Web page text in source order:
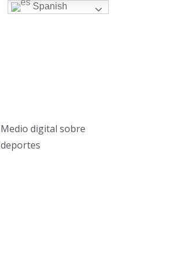
Medio digital sobre
deportes
Spanish